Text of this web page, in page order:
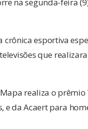
na segunda-feira
crônica esportiva
que
realiza o
e da Acaert para